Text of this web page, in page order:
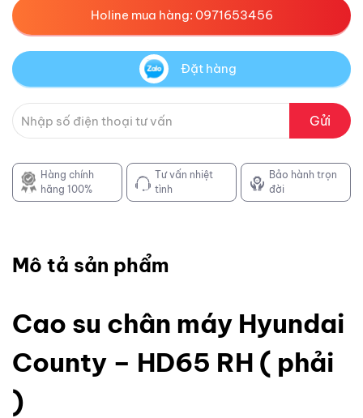
Holine mua hàng: 0971653456
Đặt hàng
Gửi
Hàng chính
hãng 100%
Tư vấn nhiệt
tình
Bảo hành trọn
đời
Mô tả sản phẩm
Cao su chân máy Hyundai
County – HD65 RH ( phải
)